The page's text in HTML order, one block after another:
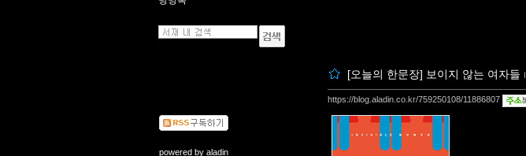
[오늘의 한문장] 보이지 않는 여자들 ｌ
https://blog.aladin.co.kr/759250108/11886807
powered by aladin